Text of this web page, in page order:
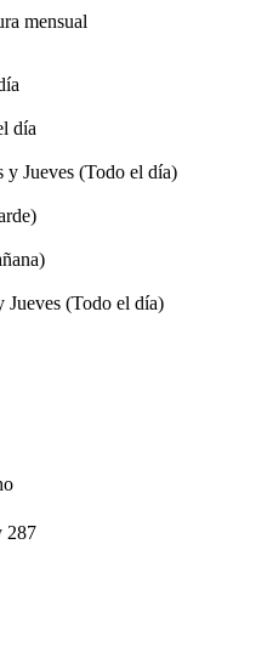
mensual
día
y Jueves (Todo el día)
(Todo el día)
287